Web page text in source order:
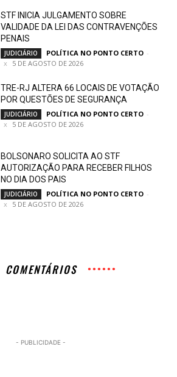
STF INICIA JULGAMENTO SOBRE
VALIDADE DA LEI DAS CONTRAVENÇÕES
PENAIS
JUDICIÁRIO POLÍTICA NO PONTO CERTO -
5 DE AGOSTO DE 2026
TRE-RJ ALTERA 66 LOCAIS DE VOTAÇÃO
POR QUESTÕES DE SEGURANÇA
JUDICIÁRIO POLÍTICA NO PONTO CERTO -
5 DE AGOSTO DE 2026
BOLSONARO SOLICITA AO STF
AUTORIZAÇÃO PARA RECEBER FILHOS
NO DIA DOS PAIS
JUDICIÁRIO POLÍTICA NO PONTO CERTO -
5 DE AGOSTO DE 2026
COMENTÁRIOS
- PUBLICIDADE -